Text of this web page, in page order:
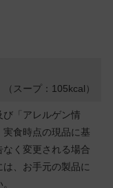
スープ：105kcal）
「アレルゲン情
食時点の現品に基
く変更される場合
、お手元の製品に